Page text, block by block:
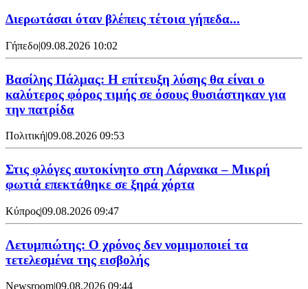
Διερωτάσαι όταν βλέπεις τέτοια γήπεδα...
Γήπεδο|09.08.2026 10:02
Βασίλης Πάλμας: Η επίτευξη λύσης θα είναι ο
καλύτερος φόρος τιμής σε όσους θυσιάστηκαν για
την πατρίδα
Πολιτική|09.08.2026 09:53
Στις φλόγες αυτοκίνητο στη Λάρνακα – Μικρή
φωτιά επεκτάθηκε σε ξηρά χόρτα
Κύπρος|09.08.2026 09:47
Λετυμπιώτης: Ο χρόνος δεν νομιμοποιεί τα
τετελεσμένα της εισβολής
Newsroom|09.08.2026 09:44